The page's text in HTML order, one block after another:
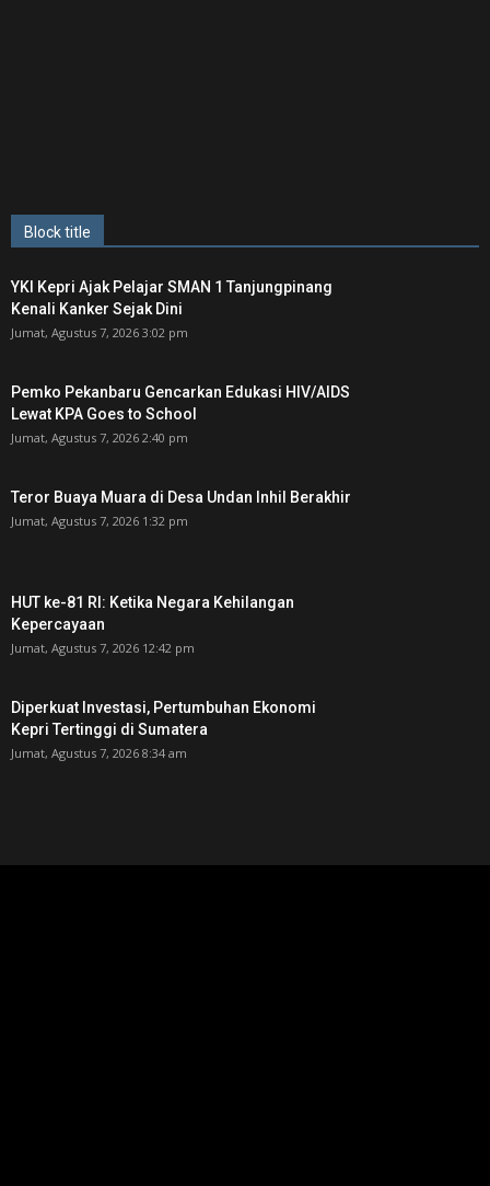
Block title
YKI Kepri Ajak Pelajar SMAN 1 Tanjungpinang
Kenali Kanker Sejak Dini
Jumat, Agustus 7, 2026 3:02 pm
Pemko Pekanbaru Gencarkan Edukasi HIV/AIDS
Lewat KPA Goes to School
Jumat, Agustus 7, 2026 2:40 pm
Teror Buaya Muara di Desa Undan Inhil Berakhir
Jumat, Agustus 7, 2026 1:32 pm
HUT ke-81 RI: Ketika Negara Kehilangan
Kepercayaan
Jumat, Agustus 7, 2026 12:42 pm
Diperkuat Investasi, Pertumbuhan Ekonomi
Kepri Tertinggi di Sumatera
Jumat, Agustus 7, 2026 8:34 am